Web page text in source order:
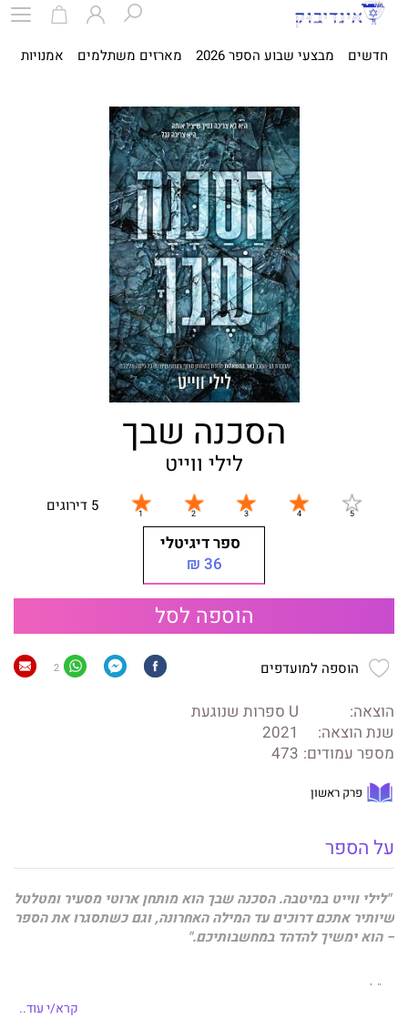
חדשים מבצעי שבוע הספר 2026 מארזים משתלמים אמנויות
הסכנה שבך
לילי ווייט
5 דירוגים
ספר דיגיטלי
36 ₪
הוספה לסל
הוספה למועדפים 2
הוצאה:
U ספרות שנוגעת
שנת הוצאה:
2021
מספר עמודים: 473
פרק ראשון
על הספר
"לילי ווייט במיטבה. הסכנה שבך הוא מותחן ארוטי מסעיר ומטלטל
שיותיר אתכם דרוכים עד המילה האחרונה, וגם כשתסגרו את הספר
– הוא ימשיך להדהד במחשבותיכם."
מו"ליות הוצאת ספרות שנוגעת
קרא/י עוד..